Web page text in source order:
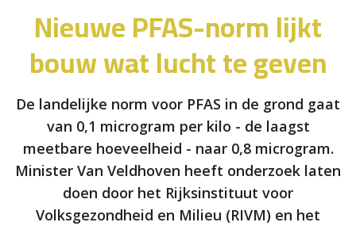
Nieuwe PFAS-norm lijkt
bouw wat lucht te geven
De landelijke norm voor PFAS in de grond gaat
van 0,1 microgram per kilo - de laagst
meetbare hoeveelheid - naar 0,8 microgram.
Minister Van Veldhoven heeft onderzoek laten
doen door het Rijksinstituut voor
Volksgezondheid en Milieu (RIVM) en het